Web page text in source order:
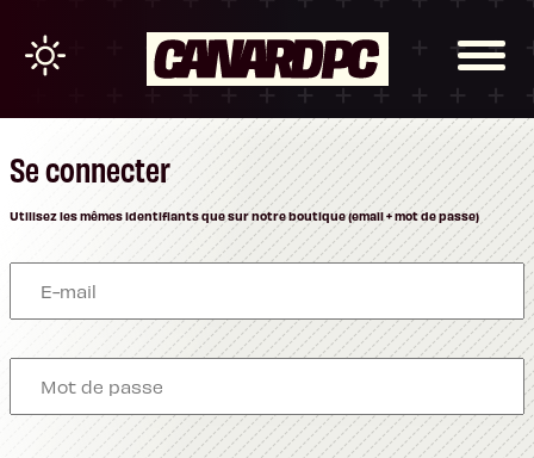
Se connecter
Utilisez les mêmes identifiants que sur notre boutique (email + mot de passe)